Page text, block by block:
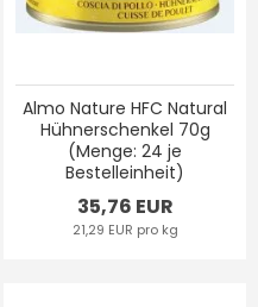
Almo Nature HFC Natural
Hühnerschenkel 70g
(Menge: 24 je
Bestelleinheit)
35,76 EUR
21,29 EUR pro kg